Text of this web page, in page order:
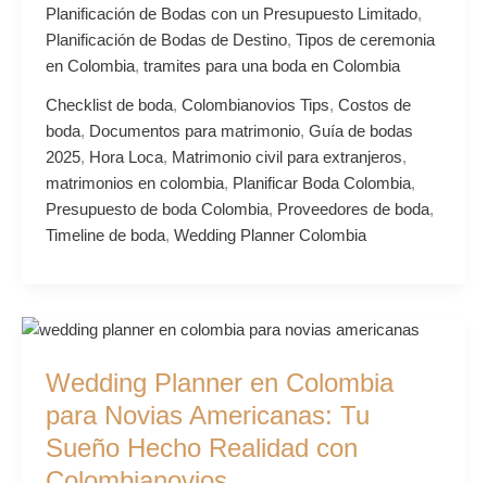
Planificación de Bodas con un Presupuesto Limitado,
Planificación de Bodas de Destino, Tipos de ceremonia
en Colombia, tramites para una boda en Colombia
Checklist de boda, Colombianovios Tips, Costos de
boda, Documentos para matrimonio, Guía de bodas
2025, Hora Loca, Matrimonio civil para extranjeros,
matrimonios en colombia, Planificar Boda Colombia,
Presupuesto de boda Colombia, Proveedores de boda,
Timeline de boda, Wedding Planner Colombia
Wedding Planner en Colombia
para Novias Americanas: Tu
Sueño Hecho Realidad con
Wedding
en
Colombia
para
Novias